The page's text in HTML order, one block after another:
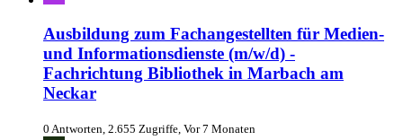
Ausbildung zum Fachangestellten für Medien-
und Informationsdienste (m/w/d) -
Fachrichtung Bibliothek in Marbach am
Neckar
0 Antworten, 2.655 Zugriffe, Vor 7 Monaten